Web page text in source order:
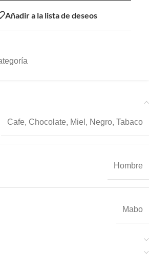
Añadir a la lista de deseos
Cafe, Chocolate, Miel , Negro, Tabaco
Hombre
Mabo